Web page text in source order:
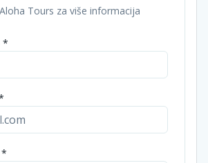
Tours za više informacija
*
*